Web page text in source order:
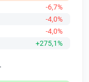
-6,7%
-4,0%
-4,0%
+275,1%